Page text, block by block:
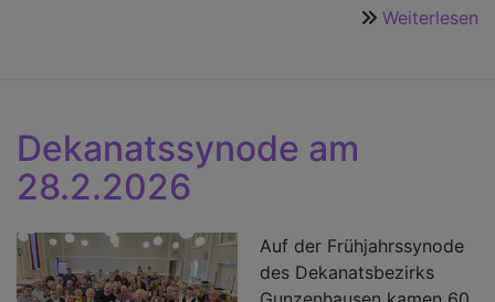
Weiterlesen
Dekanatssynode am
28.2.2026
Auf der Frühjahrssynode
des Dekanatsbezirks